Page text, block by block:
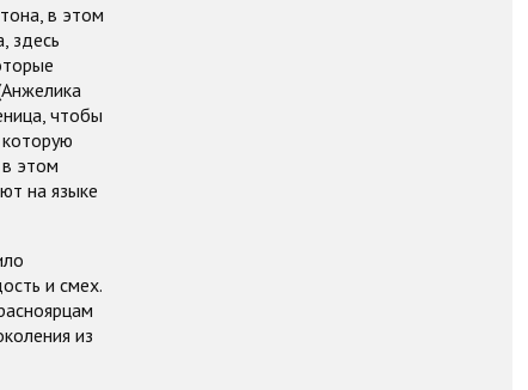
в этом
здесь
чтобы
этом
на языке
и смех.
из